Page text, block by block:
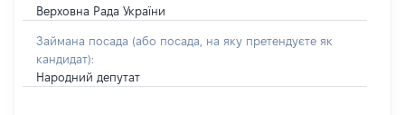
Верховна Рада України
Займана посада (або посада, на яку претендуєте як
кандидат):
Народний депутат